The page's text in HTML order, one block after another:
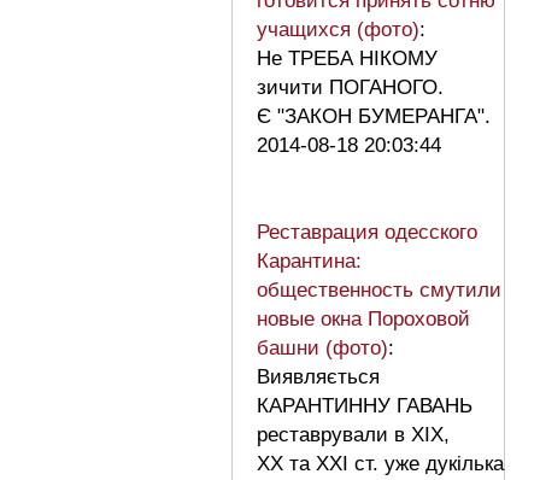
учащихся (фото):
Не ТРЕБА НІКОМУ
зичити ПОГАНОГО.
Є "ЗАКОН БУМЕРАНГА".
2014-08-18 20:03:44
Реставрация одесского
Карантина:
общественность смутили
новые окна Пороховой
башни (фото):
Виявляється
КАРАНТИННУ ГАВАНЬ
реставрували в ХІХ,
ХХ та ХХІ ст. уже дукілька